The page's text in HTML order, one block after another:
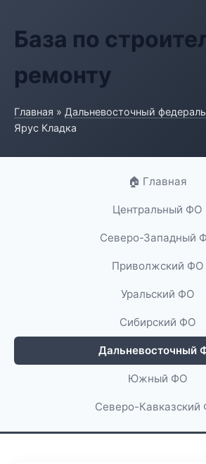
База по
ремонту
Главная » Дальневосточный
Ярус Кладка
🏠 Главная
Центральный ФО
Северо-Западный
Приволжский ФО
Уральский ФО
Сибирский ФО
Дальневосточный
Южный ФО
Северо-Кавказский